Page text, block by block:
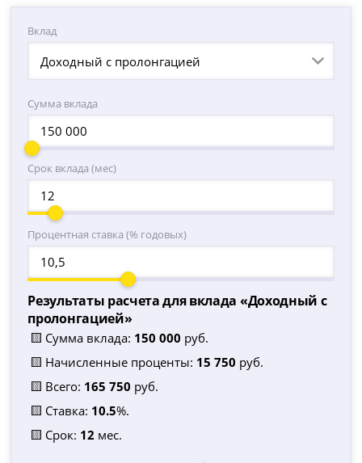
Вклад
Доходный с пролонгацией
Сумма вклада
Срок вклада (мес)
Процентная ставка (% годовых)
Результаты расчета для вклада «Доходный с
пролонгацией»
🟨 Сумма вклада: 150 000 руб.
🟨 Начисленные проценты: 15 750 руб.
🟨 Всего: 165 750 руб.
🟨 Ставка: 10.5%.
🟨 Срок: 12 мес.